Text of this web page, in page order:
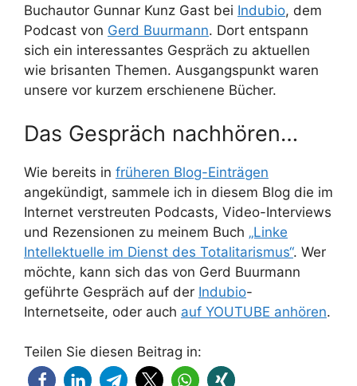
Buchautor Gunnar Kunz Gast bei Indubio, dem
Podcast von Gerd Buurmann. Dort entspann
sich ein interessantes Gespräch zu aktuellen
wie brisanten Themen. Ausgangspunkt waren
unsere vor kurzem erschienene Bücher.
Das Gespräch nachhören…
Wie bereits in früheren Blog-Einträgen
angekündigt, sammele ich in diesem Blog die im
Internet verstreuten Podcasts, Video-Interviews
und Rezensionen zu meinem Buch „Linke
Intellektuelle im Dienst des Totalitarismus“. Wer
möchte, kann sich das von Gerd Buurmann
geführte Gespräch auf der Indubio-
Internetseite, oder auch auf YOUTUBE anhören.
Teilen Sie diesen Beitrag in: